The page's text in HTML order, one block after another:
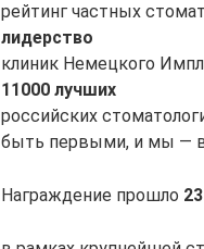
рейтинг частных
лидерство
клиник Немецкого
11000 лучших
российских
быть первыми, и мы —
Награждение прошло